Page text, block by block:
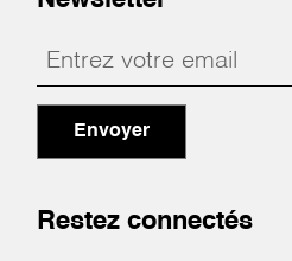
Envoyer
Restez connectés